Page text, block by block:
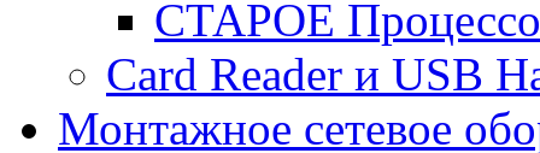
СТАРОЕ
Сard Reader и USB
Монтажное сетевое